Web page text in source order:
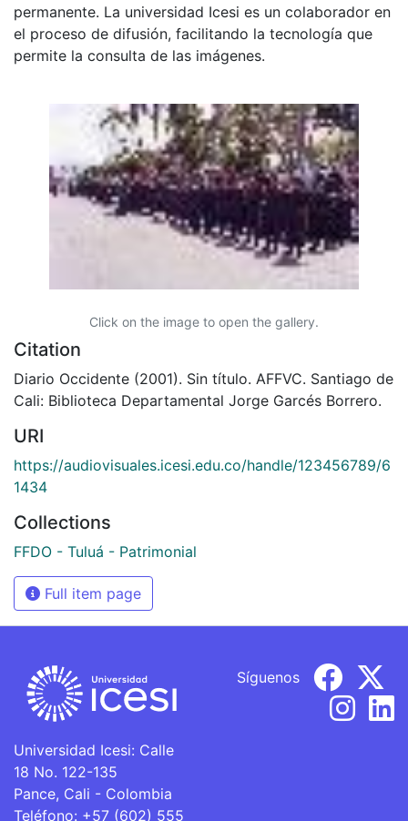
permanente. La universidad Icesi es un colaborador en
el proceso de difusión, facilitando la tecnología que
permite la consulta de las imágenes.
Click on the image to open the gallery.
Citation
Diario Occidente (2001). Sin título. AFFVC. Santiago de
Cali: Biblioteca Departamental Jorge Garcés Borrero.
URI
https://audiovisuales.icesi.edu.co/handle/123456789/6
1434
Collections
FFDO - Tuluá - Patrimonial
Full item page
Universidad Icesi: Calle
18 No. 122-135
Pance, Cali - Colombia
Teléfono: +57 (602) 555
Síguenos